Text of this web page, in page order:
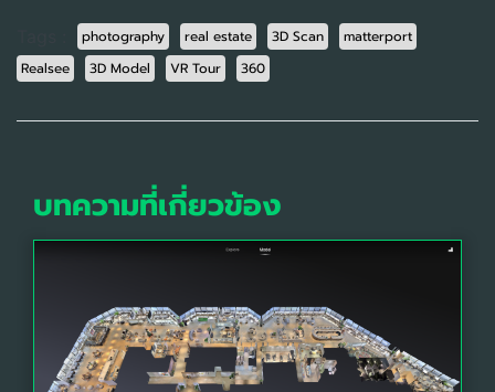
photography real estate 3D Scan
matterport
Realsee
3D Model VR Tour 360
บทความที่เกี่ยวข้อง